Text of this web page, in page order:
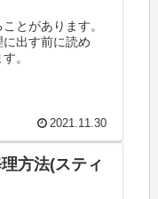
とがあります。
出す前に読め
。
2021.11.30
方法(スティ